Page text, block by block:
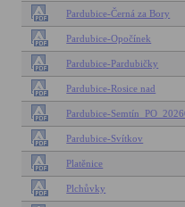
Pardubice-Černá za Bory
Pardubice-Opočínek
Pardubice-Pardubičky
Pardubice-Rosice nad
Pardubice-
Pardubice-Svítkov
Platěnice
Plchůvky